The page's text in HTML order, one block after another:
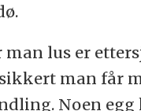
man lus er
man får
Noen egg